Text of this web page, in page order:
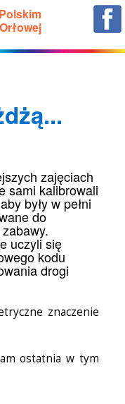
zajęciach
sami kalibrowali
były w pełni
do
uczyli się
kodu
drogi
znaczenie
ostatnia w tym